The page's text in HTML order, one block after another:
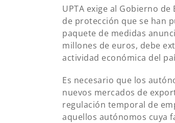
UPTA exige al Gobierno
de protección que se han
paquete de medidas
millones de euros, debe
actividad económica del
Es necesario que los
nuevos mercados de
regulación temporal de
aquellos autónomos cuya